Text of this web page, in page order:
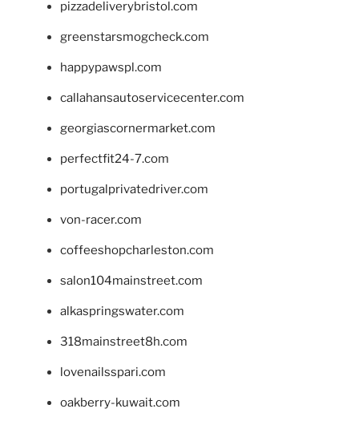
pizzadeliverybristol.com
greenstarsmogcheck.com
happypawspl.com
callahansautoservicecenter.com
georgiascornermarket.com
perfectfit24-7.com
portugalprivatedriver.com
von-racer.com
coffeeshopcharleston.com
salon104mainstreet.com
alkaspringswater.com
318mainstreet8h.com
lovenailsspari.com
oakberry-kuwait.com